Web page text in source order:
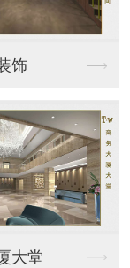
广
净